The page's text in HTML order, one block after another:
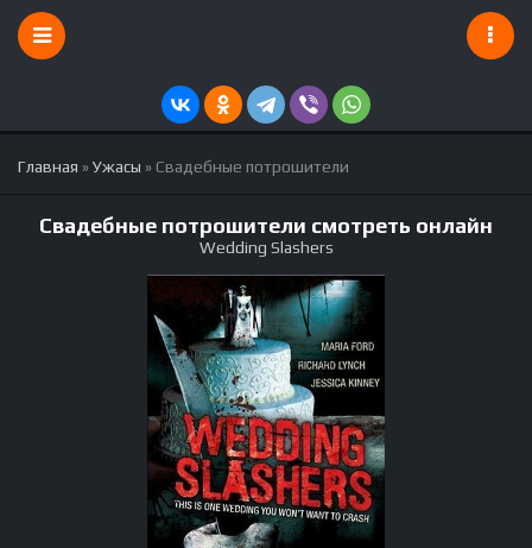
Главная »Ужасы » Свадебные потрошители
Свадебные потрошители смотреть онлайн
Wedding Slashers